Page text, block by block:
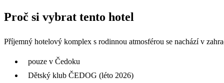
Proč si vybrat tento hotel
Příjemný hotelový komplex s rodinnou atmosférou se nachází v
pouze v Čedoku
Dětský klub ČEDOG (léto 2026)